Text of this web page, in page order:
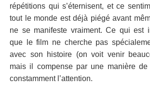
répétitions qui s’éternisent, et ce
tout le monde est déjà piégé avant
ne se manifeste vraiment. Ce qui est
que le film ne cherche pas
avec son histoire (on voit venir
mais il compense par une manière
constamment l’attention.